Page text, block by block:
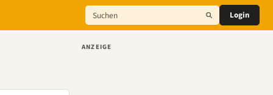
Login
ANZEIGE